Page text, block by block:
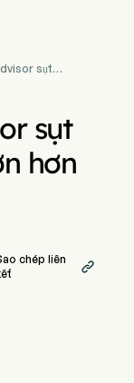
sụt
sụt
hơn
chép liên
